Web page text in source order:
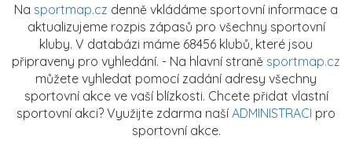
Na sportmap.cz denně vkládáme sportovní informace a
aktualizujeme rozpis zápasů pro všechny sportovní
kluby. V databázi máme 68456 klubů, které jsou
připraveny pro vyhledání. - Na hlavní straně sportmap.cz
můžete vyhledat pomocí zadání adresy všechny
sportovní akce ve vaší blízkosti. Chcete přidat vlastní
sportovní akci? Využijte zdarma naší ADMINISTRACI pro
sportovní akce.